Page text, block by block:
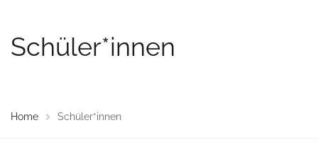
Schüler*innen
Home Schüler*innen